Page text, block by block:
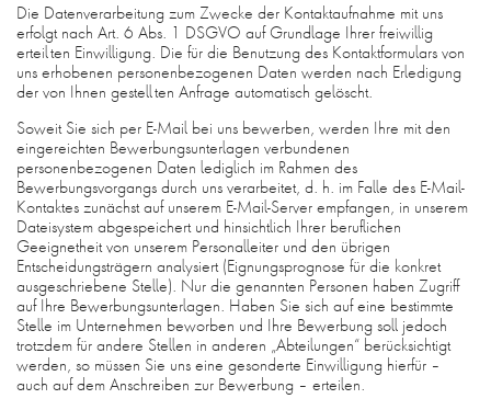
Die Datenverarbeitung zum Zwecke der Kontaktaufnahme mit uns
erfolgt nach Art. 6 Abs. 1 DSGVO auf Grundlage Ihrer freiwillig
erteilten Einwilligung. Die für die Benutzung des Kontaktformulars von
uns erhobenen personenbezogenen Daten werden nach Erledigung
der von Ihnen gestellten Anfrage automatisch gelöscht.
Soweit Sie sich per E-Mail bei uns bewerben, werden Ihre mit den
eingereichten Bewerbungsunterlagen verbundenen
personenbezogenen Daten lediglich im Rahmen des
Bewerbungsvorgangs durch uns verarbeitet, d. h. im Falle des E-Mail-
Kontaktes zunächst auf unserem E-Mail-Server empfangen, in unserem
Dateisystem abgespeichert und hinsichtlich Ihrer beruflichen
Geeignetheit von unserem Personalleiter und den übrigen
Entscheidungsträgern analysiert (Eignungsprognose für die konkret
ausgeschriebene Stelle). Nur die genannten Personen haben Zugriff
auf Ihre Bewerbungsunterlagen. Haben Sie sich auf eine bestimmte
Stelle im Unternehmen beworben und Ihre Bewerbung soll jedoch
trotzdem für andere Stellen in anderen „Abteilungen“ berücksichtigt
werden, so müssen Sie uns eine gesonderte Einwilligung hierfür –
auch auf dem Anschreiben zur Bewerbung – erteilen.